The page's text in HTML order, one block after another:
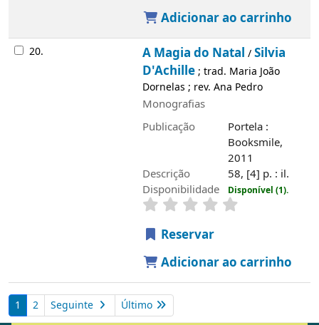
Adicionar ao carrinho
20. A Magia do Natal /Silvia
D'Achille; trad. Maria João
Dornelas ; rev. Ana Pedro
Monografias
Publicação
Portela :
Booksmile,
2011
Descrição
58, [4] p. : il.
Disponibilidade
Disponível (1).
Reservar
Adicionar ao carrinho
1 2 Seguinte Último